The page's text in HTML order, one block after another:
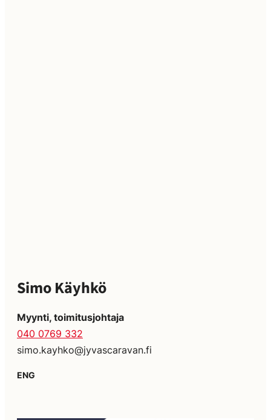
Simo Käyhkö
Myynti, toimitusjohtaja
040 0769 332
simo.kayhko@jyvascaravan.fi
ENG